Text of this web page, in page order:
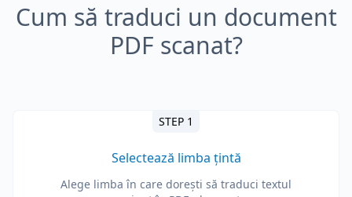
Cum să traduci un document
PDF scanat?
STEP 1
Selectează limba țintă
Alege limba în care dorești să traduci textul